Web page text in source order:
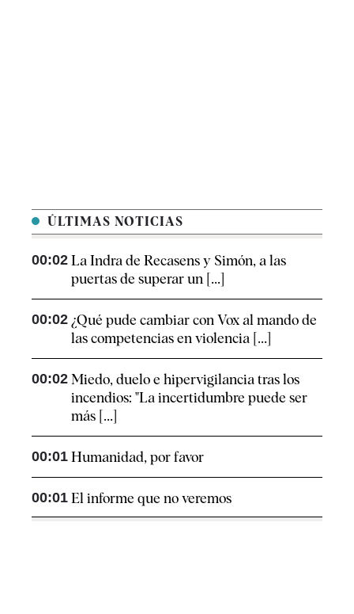
ÚLTIMAS NOTICIAS
00:02 La Indra de Recasens y Simón, a las
puertas de superar un [...]
00:02 ¿Qué pude cambiar con Vox al mando de
las competencias en violencia [...]
00:02 Miedo, duelo e hipervigilancia tras los
incendios: "La incertidumbre puede ser
más [...]
00:01 Humanidad, por favor
00:01 El informe que no veremos